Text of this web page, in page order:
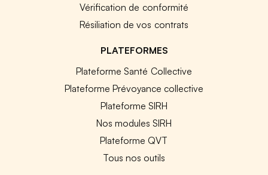
Vérification de conformité
Résiliation de vos contrats
PLATEFORMES
Plateforme Santé Collective
Plateforme Prévoyance collective
Plateforme SIRH
Nos modules SIRH
Plateforme QVT
Tous nos outils